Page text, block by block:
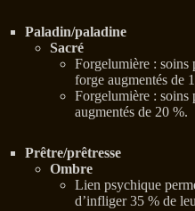
Paladin/paladine
Sacré
Forgelumière : soins
forge augmentés de
Forgelumière : soins
augmentés de 20 %.
Prêtre/prêtresse
Ombre
Lien psychique
d’infliger 35 % de